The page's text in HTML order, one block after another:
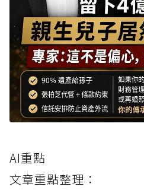
AI重點
文章重點整理：